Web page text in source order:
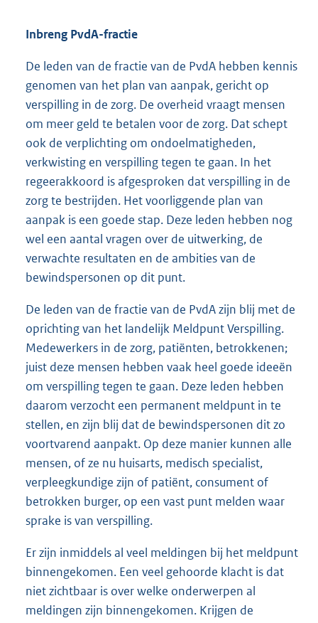
Inbreng PvdA-fractie
De leden van de fractie van de PvdA hebben kennis
genomen van het plan van aanpak, gericht op
verspilling in de zorg. De overheid vraagt mensen
om meer geld te betalen voor de zorg. Dat schept
ook de verplichting om ondoelmatigheden,
verkwisting en verspilling tegen te gaan. In het
regeerakkoord is afgesproken dat verspilling in de
zorg te bestrijden. Het voorliggende plan van
aanpak is een goede stap. Deze leden hebben nog
wel een aantal vragen over de uitwerking, de
verwachte resultaten en de ambities van de
bewindspersonen op dit punt.
De leden van de fractie van de PvdA zijn blij met de
oprichting van het landelijk Meldpunt Verspilling.
Medewerkers in de zorg, patiënten, betrokkenen;
juist deze mensen hebben vaak heel goede ideeën
om verspilling tegen te gaan. Deze leden hebben
daarom verzocht een permanent meldpunt in te
stellen, en zijn blij dat de bewindspersonen dit zo
voortvarend aanpakt. Op deze manier kunnen alle
mensen, of ze nu huisarts, medisch specialist,
verpleegkundige zijn of patiënt, consument of
betrokken burger, op een vast punt melden waar
sprake is van verspilling.
Er zijn inmiddels al veel meldingen bij het meldpunt
binnengekomen. Een veel gehoorde klacht is dat
niet zichtbaar is over welke onderwerpen al
meldingen zijn binnengekomen. Krijgen de